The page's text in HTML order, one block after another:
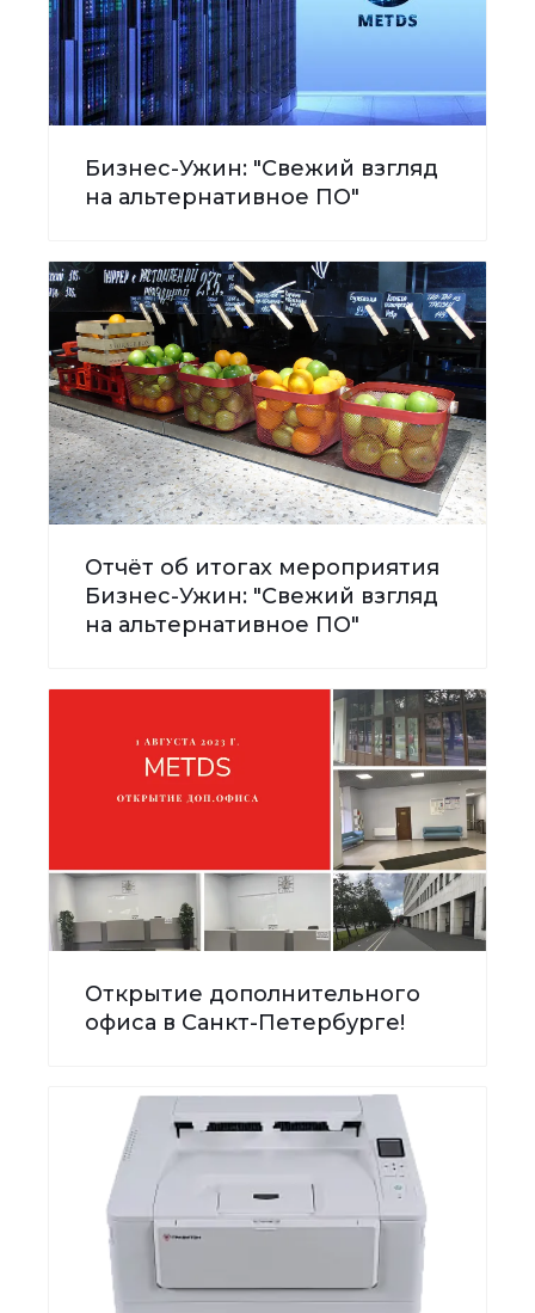
Бизнес-Ужин: "Свежий взгляд
на альтернативное ПО"
Отчёт об итогах мероприятия
Бизнес-Ужин: "Свежий взгляд
на альтернативное ПО"
Открытие дополнительного
офиса в Санкт-Петербурге!